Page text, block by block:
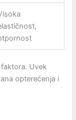
Uvek
opterećenja i